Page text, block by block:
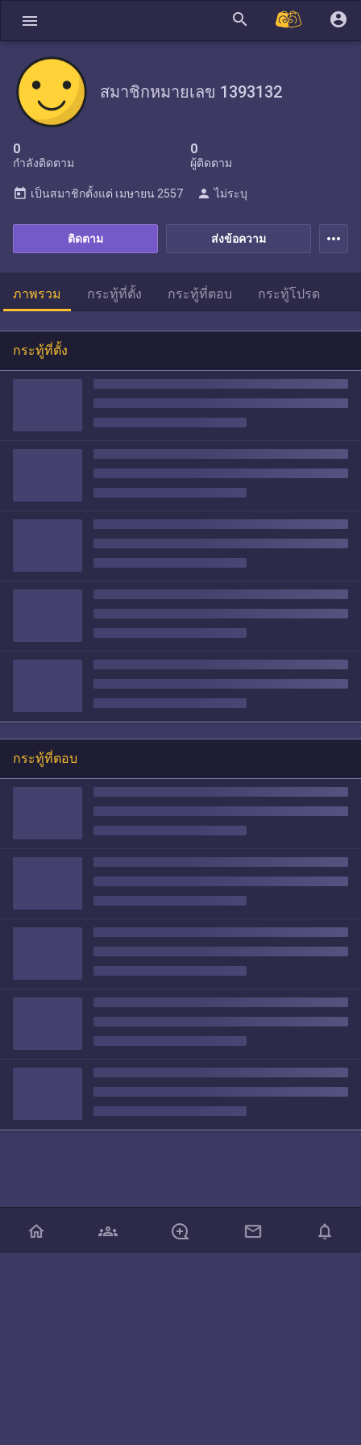
menu search account_circle
สมาชิกหมายเลข 1393132
0
กำลังติดตาม
0
ผู้ติดตาม
ส่งข้อความ
ติดตาม
today เป็นสมาชิกตั้งแต่ เมษายน 2557 person ไม่ระบุ
more_horiz
ภาพรวม กระทู้ที่ตั้ง กระทู้ที่ตอบ กระทู้โปรด
กระทู้ที่ตั้ง
กระทู้ที่ตอบ